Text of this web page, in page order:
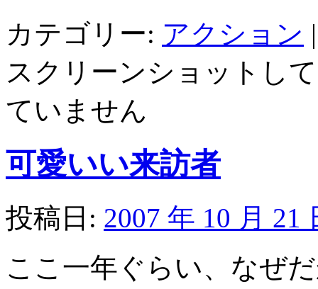
カテゴリー: アクション |
スクリーンショットし
ていません
可愛いい来訪者
投稿日: 2007 年 10 月 21
ここ一年ぐらい、なぜ